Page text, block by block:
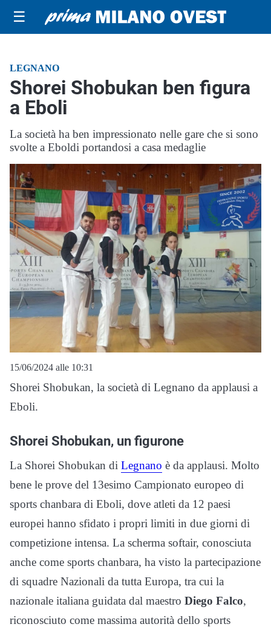
☰
LEGNANO
Shorei Shobukan ben figura
a Eboli
La società ha ben impressionato nelle gare che si sono
svolte a Eboldi portandosi a casa medaglie
15/06/2024 alle 10:31
Shorei Shobukan, la società di Legnano da applausi a
Eboli.
Shorei Shobukan, un figurone
La Shorei Shobukan di Legnano è da applausi. Molto
bene le prove del 13esimo Campionato europeo di
sports chanbara di Eboli, dove atleti da 12 paesi
europei hanno sfidato i propri limiti in due giorni di
competizione intensa. La scherma softair, conosciuta
anche come sports chanbara, ha visto la partecipazione
di squadre Nazionali da tutta Europa, tra cui la
nazionale italiana guidata dal maestro Diego Falco,
riconosciuto come massima autorità dello sports